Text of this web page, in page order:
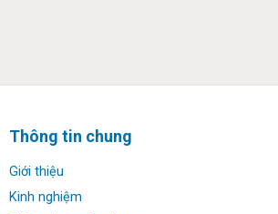
Thông tin chung
Giới thiệu
Kinh nghiệm